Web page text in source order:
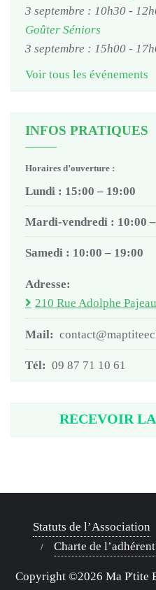
3 septembre : 10h30 -
Goûter Séniors
3 septembre : 15h00 -
Voir tous les événements
INFOS PRATIQUES
Horaires d’ouverture :
Lundi : 15:00 – 19:00
Mardi-vendredi : 10:00
Samedi : 10:00 – 19:00
Adresse:
210 Rue Adolphe
Mail:
Tél: 09 87 71 10 61
RECEVOIR
Statuts de l’Association
Charte de l’adhérent
Copyright ©2026 Ma P'tite